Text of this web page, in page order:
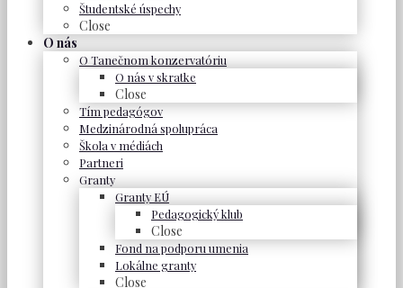
Študentské úspechy
Close
O nás
O Tanečnom konzervatóriu
O nás v skratke
Close
Tím pedagógov
Medzinárodná spolupráca
Škola v médiách
Partneri
Granty
Granty EÚ
Pedagogický klub
Close
Fond na podporu umenia
Lokálne granty
Close